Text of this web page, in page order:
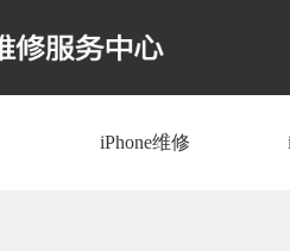
iPhone维修